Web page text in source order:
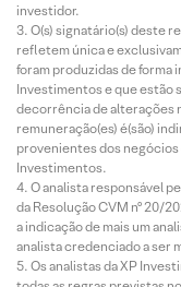
investidor.
O(s) signatário(s) deste
refletem única e
foram produzidas de forma
Investimentos e que estão
decorrência de alterações
remuneração(es) é(são)
provenientes dos negócios
Investimentos.
O analista responsável
da Resolução CVM nº 20/
a indicação de mais um
analista credenciado a ser
Os analistas da XP